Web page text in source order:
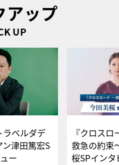
アップ
UP
ラベルダデ
津田篤宏S
ビュー
『クロス
救急の約束
桜SPイ